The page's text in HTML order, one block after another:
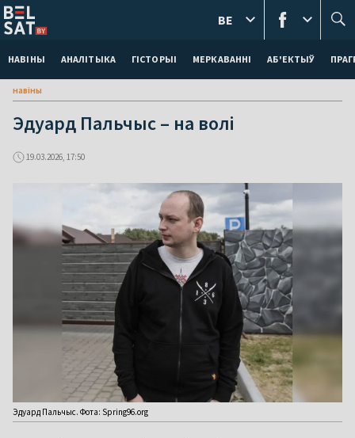
НАВІНЫ АНАЛІТЫКА ГІСТОРЫІ МЕРКАВАННI АБ'ЕКТЫЎ
BE
навіны
Эдуард Пальчыс – на волі
19.03.2026, 17:50
Эдуард Пальчыс. Фота: Spring96.org